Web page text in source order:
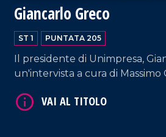
Giancarlo Greco
ST 1 PUNTATA 205
Il presidente di Unimpresa,
un'intervista a cura di Massimo
VAI AL TITOLO